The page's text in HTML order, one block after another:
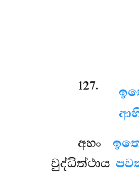
127.
අහං
වුද්ධිත්ථාය